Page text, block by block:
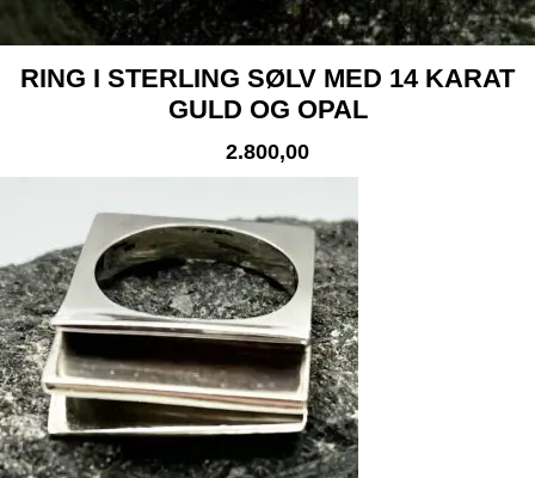
RING I STERLING SØLV MED 14 KARAT
GULD OG OPAL
2.800,00